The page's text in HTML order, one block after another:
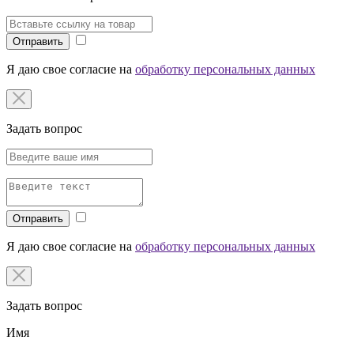
Отправить
Я даю свое согласие на обработку персональных данных
Задать вопрос
Отправить
Я даю свое согласие на обработку персональных данных
Задать вопрос
Имя